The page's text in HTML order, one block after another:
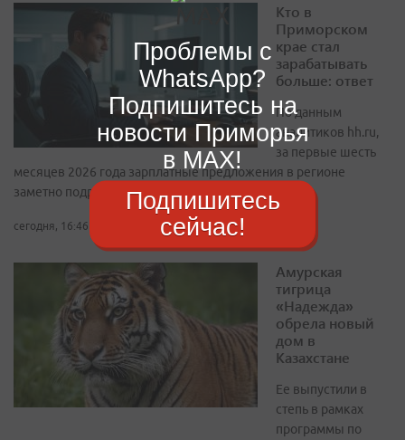
Кто в
Приморском
крае стал
зарабатывать
больше: ответ
По данным
аналитиков hh.ru,
за первые шесть
месяцев 2026 года зарплатные предложения в регионе
заметно подросли
сегодня, 16:46
Амурская
тигрица
«Надежда»
обрела новый
дом в
Казахстане
Ее выпустили в
степь в рамках
программы по
Проблемы с
WhatsApp?
Подпишитесь на
новости Приморья
в MAX!
Подпишитесь
сейчас!